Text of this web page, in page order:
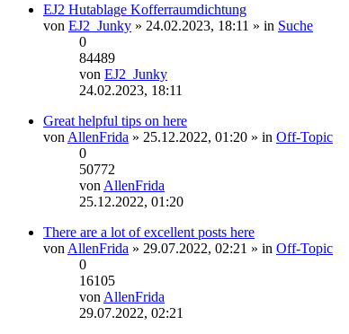
EJ2 Hutablage Kofferraumdichtung
von EJ2_Junky » 24.02.2023, 18:11 » in Suche
0
84489
von EJ2_Junky
24.02.2023, 18:11
Great helpful tips on here
von AllenFrida » 25.12.2022, 01:20 » in Off-Topic
0
50772
von AllenFrida
Neuester
25.12.2022, 01:20
There are a lot of excellent posts here
von AllenFrida » 29.07.2022, 02:21 » in Off-Topic
0
16105
von AllenFrida
Neuester
29.07.2022, 02:21